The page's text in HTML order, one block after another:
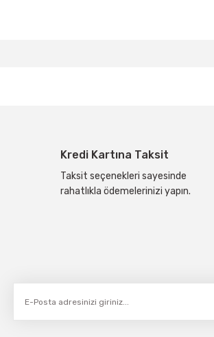
Kredi Kartına Taksit
Taksit seçenekleri sayesinde
rahatlıkla ödemelerinizi yapın.